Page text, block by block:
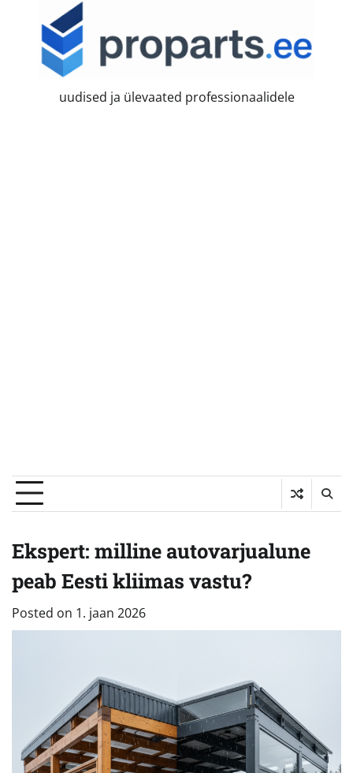
content
uudised ja ülevaated professionaalidele
Ekspert: milline autovarjualune
peab Eesti kliimas vastu?
Posted on 1. jaan 2026